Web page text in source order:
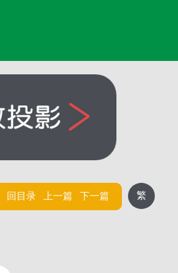
繁
回目录 上一篇 下一篇